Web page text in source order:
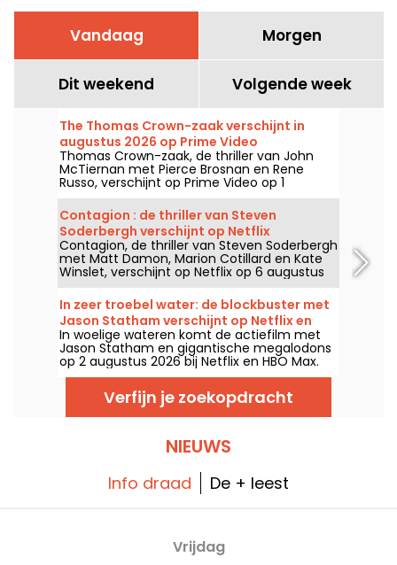
Vandaag Morgen
Dit weekend Volgende week
The Thomas Crown-zaak verschijnt in
augustus 2026 op Prime Video
Thomas Crown-zaak, de thriller van John
McTiernan met Pierce Brosnan en Rene
Russo, verschijnt op Prime Video op 1
augustus 2026.
Contagion : de thriller van Steven
Soderbergh verschijnt op Netflix
Contagion, de thriller van Steven Soderbergh
met Matt Damon, Marion Cotillard en Kate
Winslet, verschijnt op Netflix op 6 augustus
2026.
In zeer troebel water: de blockbuster met
Jason Statham verschijnt op Netflix en
HBO Max
In woelige wateren komt de actiefilm met
Jason Statham en gigantische megalodons
op 2 augustus 2026 bij Netflix en HBO Max.
Verfijn je zoekopdracht
NIEUWS
Info draad De + leest
Vrijdag